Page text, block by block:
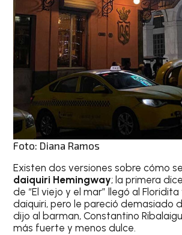
Foto: Diana Ramos
Existen dos versiones sobre cómo
daiquiri Hemingway; la primera
de “El viejo y el mar” llegó al
daiquiri, pero le pareció demasiado
dijo al barman, Constantino
más fuerte y menos dulce.